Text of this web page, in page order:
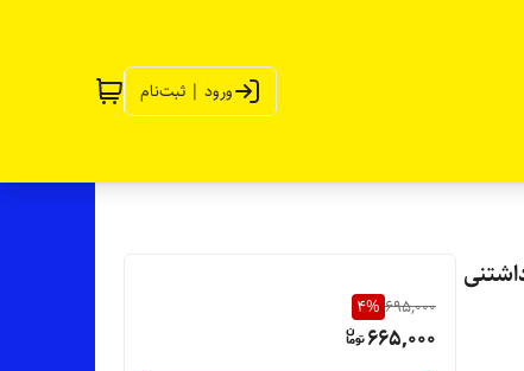
ورود | ثبت‌نام
695,000
4%
665,000